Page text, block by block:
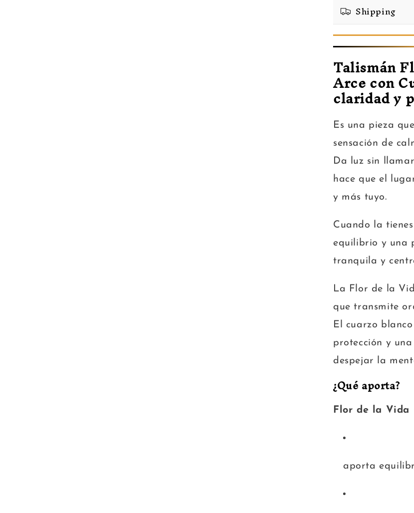
Shipping
Talismán
Arce con
claridad y
Es una pieza
sensación de
Da luz sin
hace que el
y más tuyo.
Cuando la
equilibrio y una
tranquila y
La Flor de la
que transmite
El cuarzo
protección y
despejar la
¿Qué aporta?
Flor de la Vida
aporta